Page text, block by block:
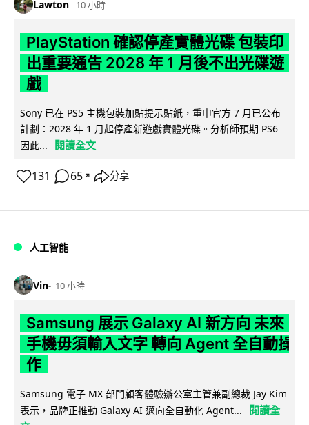
Lawton 10 小時
PlayStation 確認停產實體光碟 包裝印
出重要通告 2028 年 1 月後不出光碟遊
戲
Sony 已在 PS5 主機包裝加貼提示貼紙，重申官方 7 月已公布
計劃：2028 年 1 月起停產新遊戲實體光碟。分析師預期 PS6
因此...
閱讀全文
131 65 ↗ 分享
人工智能
Vin 10 小時
Samsung 展示 Galaxy AI 新方向 未來
手機毋須輸入文字 轉向 Agent 全自動操
作
Samsung 電子 MX 部門顧客體驗辦公室主管兼副總裁 Jay Kim
表示，品牌正推動 Galaxy AI 邁向全自動化 Agent...
閱讀全